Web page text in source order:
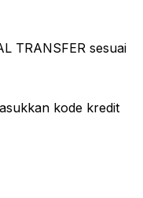
TRANSFER sesuai
kode kredit